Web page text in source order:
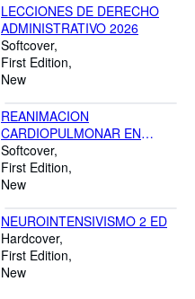
LECCIONES DE DERECHO
ADMINISTRATIVO 2026
Softcover
First Edition
New
REANIMACION
CARDIOPULMONAR EN
PEDIATRIA
Softcover
First Edition
New
NEUROINTENSIVISMO 2 ED
Hardcover
First Edition
New